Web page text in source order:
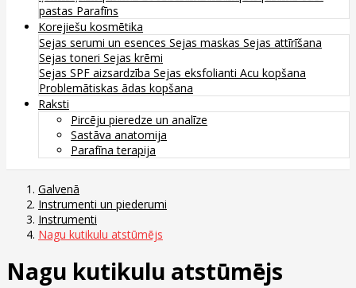
pastas Parafīns
Korejiešu kosmētika
Sejas serumi un esences Sejas maskas Sejas attīrīšana
Sejas toneri Sejas krēmi
Sejas SPF aizsardzība Sejas eksfolianti Acu kopšana
Problemātiskas ādas kopšana
Raksti
Pircēju pieredze un analīze
Sastāva anatomija
Parafīna terapija
Galvenā
Instrumenti un piederumi
Instrumenti
Nagu kutikulu atstūmējs
Nagu kutikulu atstūmējs